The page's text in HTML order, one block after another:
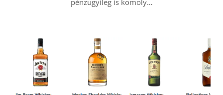
pénzügyileg is komoly…